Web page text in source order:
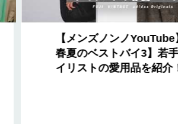
【メンズノンノ
春夏のベストバイ3】若
イリストの愛用品を紹介